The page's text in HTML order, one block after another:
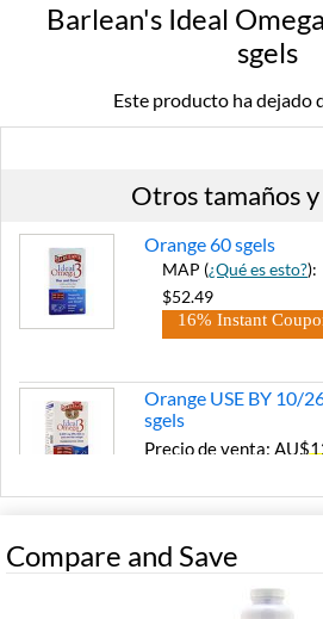
Barlean's Ideal
sgels
Este producto ha dejado
Otros tamaños
Orange 60 sgels
MAP (¿Qué es esto?):
$52.49
16% Instant
Orange USE BY 10/
sgels
Precio de venta:
Guardar 72%
Compare and Save